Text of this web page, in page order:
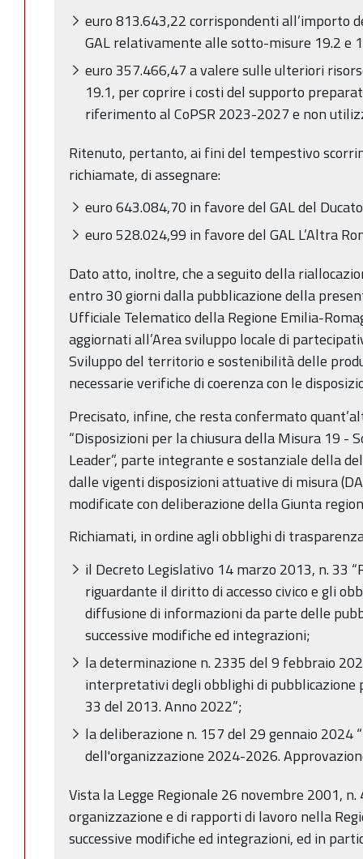
euro 813.643,22 corrispondenti all’importo
GAL relativamente alle sotto-misure 19.2 e
euro 357.466,47 a valere sulle ulteriori
19.1, per coprire i costi del supporto
riferimento al CoPSR 2023-2027 e non
Ritenuto, pertanto, ai fini del tempestivo
richiamate, di assegnare:
euro 643.084,70 in favore del GAL del
euro 528.024,99 in favore del GAL L’Altra
Dato atto, inoltre, che a seguito della
entro 30 giorni dalla pubblicazione della
Ufficiale Telematico della Regione Emilia-
aggiornati all’Area sviluppo locale di
Sviluppo del territorio e sostenibilità delle
necessarie verifiche di coerenza con le
Precisato, infine, che resta confermato
“Disposizioni per la chiusura della Misura 19 -
Leader”, parte integrante e sostanziale della
dalle vigenti disposizioni attuative di misura
modificate con deliberazione della Giunta
Richiamati, in ordine agli obblighi di
il Decreto Legislativo 14 marzo 2013, n. 33
riguardante il diritto di accesso civico e gli
diffusione di informazioni da parte delle
successive modifiche ed integrazioni;
la determinazione n. 2335 del 9 febbraio
interpretativi degli obblighi di pubblicazione
33 del 2013. Anno 2022”;
la deliberazione n. 157 del 29 gennaio
dell'organizzazione 2024-2026.
Vista la Legge Regionale 26 novembre 2001,
organizzazione e di rapporti di lavoro nella
successive modifiche ed integrazioni, ed in